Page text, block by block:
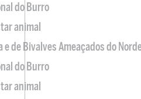
do Burro
animal
de Bivalves Ameaçados do
do Burro
animal